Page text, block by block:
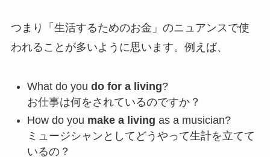
つまり「生活するためのお金」のニュアンスで使
われることが多いように思います。例えば、
What do you do for a living?
お仕事は何をされているのですか？
How do you make a living as a musician?
ミュージシャンとしてどうやって生計を立てて
いるの？